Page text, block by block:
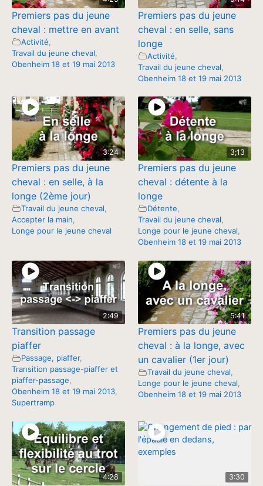
Premiers pas du jeune
cheval : mettre en avant
Activité
Travail du jeune cheval
Obenheim 18 et 19 mai 2013
Premiers pas du jeune
cheval : en selle, sans
longe
Activité
Travail du jeune cheval
Obenheim 18 et 19 mai 2013
3:24
Premiers pas du jeune
cheval : en selle, à la
longe (2ème jour)
Travail du jeune cheval
Accepter la main
Longe pour le jeune cheval
3;13
Premiers pas du jeune
cheval : détente à la
longe
Détente
Travail du jeune cheval
Longe pour le jeune cheval
Obenheim 18 et 19 mai 2013
2:49
Transition passage
piaffer
Passage, piaffer,
Transition passage-piaffer et
piaffer-passage,
Obenheim 18 et 19 mai 2013,
Supertramp
5:41
Premiers pas du jeune
cheval : à la longe, avec
un cavalier (1er jour)
Travail du jeune cheval,
Longe pour le jeune cheval,
Obenheim 18 et 19 mai 2013
4:28 3:30